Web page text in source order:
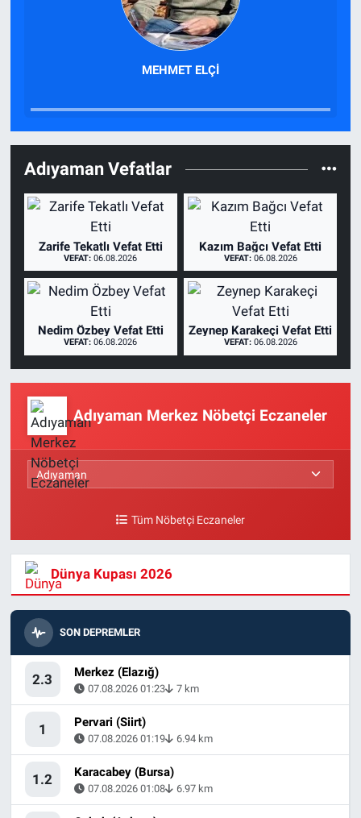
KEMAL UYSAL
Adıyaman Vefatlar
Zarife Tekatlı Vefat Etti
VEFAT: 06.08.2026
Kazım Bağcı Vefat Etti
VEFAT:06.08.2026
Nedim Özbey Vefat Etti
VEFAT: 06.08.2026
Zeynep Karakeçi Vefat Etti
VEFAT:06.08.2026
Adıyaman Merkez Nöbetçi Eczaneler
Tüm Nöbetçi Eczaneler
Dünya Kupası 2026
SON DEPREMLER
2.3 Merkez (Elazığ)
07.08.2026 01:23 7 km
1 Pervari (Siirt)
07.08.2026 01:19 6.94 km
1.2 Karacabey (Bursa)
07.08.2026 01:08 6.97 km